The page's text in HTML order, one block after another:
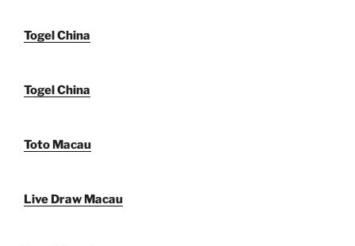
Togel China
Togel China
Toto Macau
Live Draw Macau